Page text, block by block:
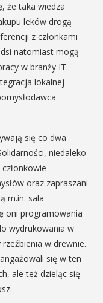
że taka wiedza
leków drogą
z członkami
natomiast mogą
w branży IT.
lokalnej
się co dwa
niedaleko
oraz zapraszani
m.in. sala
oni programowania
wydrukowania w
w drewnie.
się w ten
ale też dzieląc się